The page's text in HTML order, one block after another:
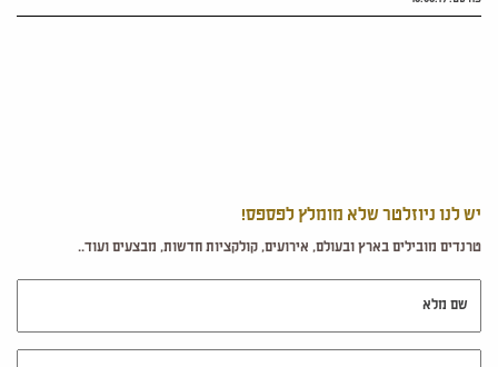
יש לנו ניוזלטר שלא מומלץ לפספס!
טרנדים מובילים בארץ ובעולם, אירועים, קולקציות חדשות, מבצעים ועוד..